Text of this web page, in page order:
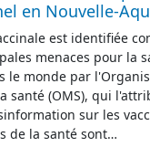
en Nouvelle-
est identifiée
menaces pour la
le monde par
santé (OMS), qui
sur les
de la santé sont…